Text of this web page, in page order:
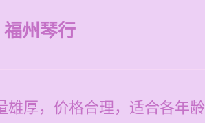
福州琴行
雄厚，价格合理，适合各年龄